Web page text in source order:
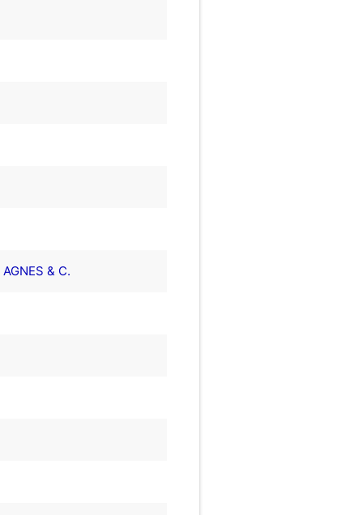
& C.